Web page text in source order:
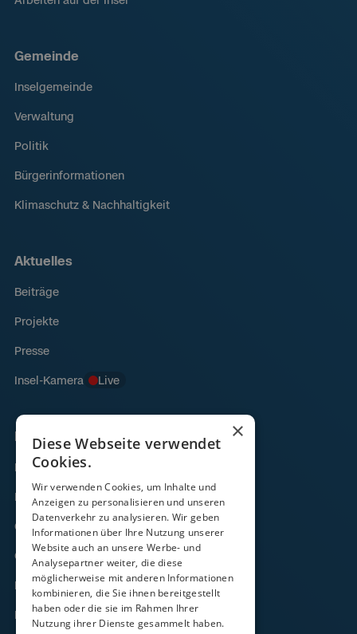
Gemeinde
Inselgemeinde
Verwaltung
Politik
Bürgerinformationen
Klimaschutz & Nachhaltigkeit
Aktuelles
Beiträge
Projekte
Presse
Insel-Kamera Live
Links
Fähre
Frachtverkehr
Gezeitenkalender
Onlineshop
Kontakt
FAQ
×
Diese Webseite verwendet
Cookies.
Wir verwenden Cookies, um Inhalte und
Anzeigen zu personalisieren und unseren
Datenverkehr zu analysieren. Wir geben
Informationen über Ihre Nutzung unserer
Website auch an unsere Werbe- und
Analysepartner weiter, die diese
möglicherweise mit anderen Informationen
kombinieren, die Sie ihnen bereitgestellt
haben oder die sie im Rahmen Ihrer
Nutzung ihrer Dienste gesammelt haben.